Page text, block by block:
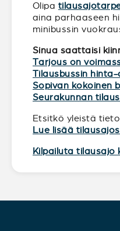
Olipa
aina parhaaseen
minibussin
Sinua saattaisi
Tarjous on
Tilausbussin
Sopivan kokoinen
Seurakunnan
Etsitkö yleistä
Lue lisää
Kilpailuta tilausajo